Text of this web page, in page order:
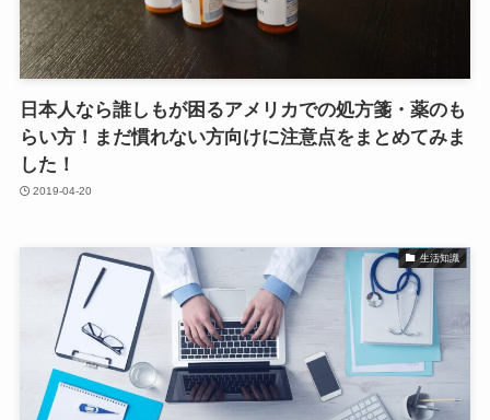
日本人なら誰しもが困るアメリカでの処方箋・薬のも
らい方！まだ慣れない方向けに注意点をまとめてみま
した！
2019-04-20
生活知識